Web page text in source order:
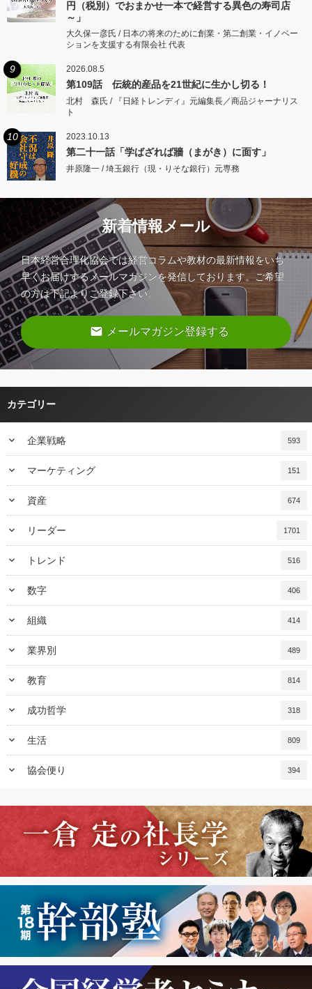
円（税別）でおまかせ一本で経営する異色の寿司店
～」
大久保一彦氏 / 日本の将来のために創業・第二創業・イノベー
ションを支援する有限会社 代表
9 2026.08.5
第109話 伝統的産品を21世紀に生かし切る！
北村 森氏 / 『日経トレンディ』元編集長／商品ジャーナリス
ト
10 2023.10.13
第二十一話「学ばざれば牆（まがき）に面す」
井原隆一 / 埼玉銀行（現・りそな銀行）元専務
新着情報メール
日本経営合理化協会では経営コラムや教材の最新情報をいち
早くお届けするメールマガジンを発信しております。ご希望
の方は下記よりご登録下さい。
email メールマガジン登録する
カテゴリー
keyboard_arrow_down 企業戦略 593
keyboard_arrow_down マーケティング 151
keyboard_arrow_down 資産 674
keyboard_arrow_down リーダー 1701
keyboard_arrow_down トレンド 516
keyboard_arrow_down 数字 406
keyboard_arrow_down 組織 414
keyboard_arrow_down 業界別 489
keyboard_arrow_down 教育 814
keyboard_arrow_down 成功哲学 318
keyboard_arrow_down 生活 809
keyboard_arrow_down 協会便り 394